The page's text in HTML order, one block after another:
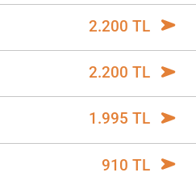
2.200 TL
2.200 TL
1.995 TL
910 TL